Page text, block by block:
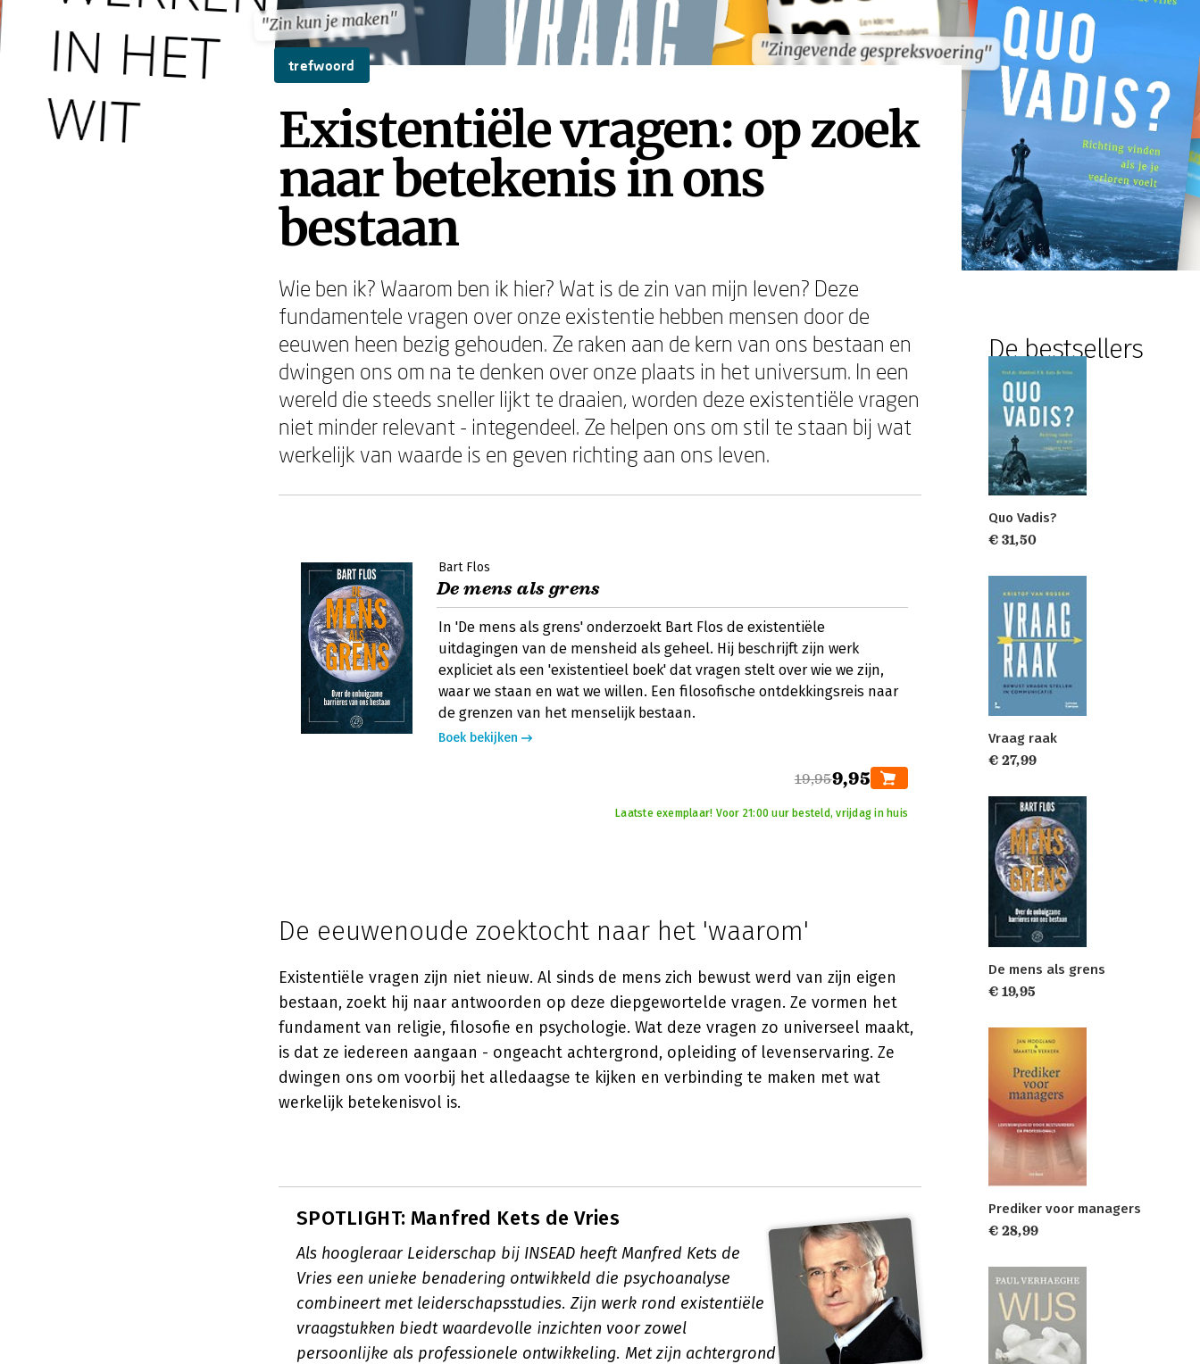
"Zin kun je maken"
"Zingevende gespreksvoering"
"Zin kun je maken"
"Zingevende gespreksvoering"
trefwoord
Existentiële vragen: op zoek
naar betekenis in ons
bestaan
Wie ben ik? Waarom ben ik hier? Wat is de zin van mijn leven? Deze
fundamentele vragen over onze existentie hebben mensen door de
eeuwen heen bezig gehouden. Ze raken aan de kern van ons bestaan en
dwingen ons om na te denken over onze plaats in het universum. In een
wereld die steeds sneller lijkt te draaien, worden deze existentiële vragen
niet minder relevant - integendeel. Ze helpen ons om stil te staan bij wat
werkelijk van waarde is en geven richting aan ons leven.
Bart Flos
De mens als grens
In 'De mens als grens' onderzoekt Bart Flos de existentiële
uitdagingen van de mensheid als geheel. Hij beschrijft zijn werk
expliciet als een 'existentieel boek' dat vragen stelt over wie we zijn,
waar we staan en wat we willen. Een filosofische ontdekkingsreis naar
de grenzen van het menselijk bestaan.
Boek bekijken
19,959,95
Laatste exemplaar! Voor 21:00 uur besteld, vrijdag in huis
De eeuwenoude zoektocht naar het 'waarom'
Existentiële vragen zijn niet nieuw. Al sinds de mens zich bewust werd van zijn eigen
bestaan, zoekt hij naar antwoorden op deze diepgewortelde vragen. Ze vormen het
fundament van religie, filosofie en psychologie. Wat deze vragen zo universeel maakt,
is dat ze iedereen aangaan - ongeacht achtergrond, opleiding of levenservaring. Ze
dwingen ons om voorbij het alledaagse te kijken en verbinding te maken met wat
werkelijk betekenisvol is.
SPOTLIGHT: Manfred Kets de Vries
Als hoogleraar Leiderschap bij INSEAD heeft Manfred Kets de
Vries een unieke benadering ontwikkeld die psychoanalyse
combineert met leiderschapsstudies. Zijn werk rond existentiële
vraagstukken biedt waardevolle inzichten voor zowel
persoonlijke als professionele ontwikkeling. Met zijn achtergrond
De bestsellers
Quo Vadis?
€ 31,50
Vraag raak
€ 27,99
De mens als grens
€ 19,95
Prediker voor managers
€ 28,99